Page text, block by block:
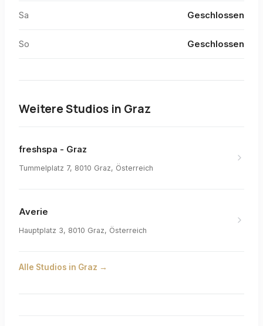
Sa Geschlossen
So Geschlossen
Weitere Studios in Graz
freshspa - Graz
Tummelplatz 7, 8010 Graz, Österreich
Averie
Hauptplatz 3, 8010 Graz, Österreich
Alle Studios in Graz →